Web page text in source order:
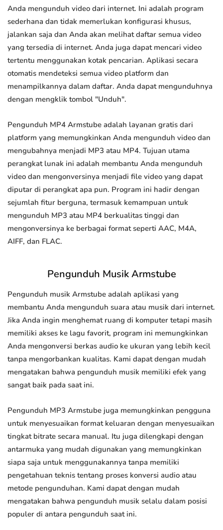
Anda mengunduh video dari internet. Ini adalah program
sederhana dan tidak memerlukan konfigurasi khusus,
jalankan saja dan Anda akan melihat daftar semua video
yang tersedia di internet. Anda juga dapat mencari video
tertentu menggunakan kotak pencarian. Aplikasi secara
otomatis mendeteksi semua video platform dan
menampilkannya dalam daftar. Anda dapat mengunduhnya
dengan mengklik tombol "Unduh".
Pengunduh MP4 Armstube adalah layanan gratis dari
platform yang memungkinkan Anda mengunduh video dan
mengubahnya menjadi MP3 atau MP4. Tujuan utama
perangkat lunak ini adalah membantu Anda mengunduh
video dan mengonversinya menjadi file video yang dapat
diputar di perangkat apa pun. Program ini hadir dengan
sejumlah fitur berguna, termasuk kemampuan untuk
mengunduh MP3 atau MP4 berkualitas tinggi dan
mengonversinya ke berbagai format seperti AAC, M4A,
AIFF, dan FLAC.
Pengunduh Musik Armstube
Pengunduh musik Armstube adalah aplikasi yang
membantu Anda mengunduh suara atau musik dari internet.
Jika Anda ingin menghemat ruang di komputer tetapi masih
memiliki akses ke lagu favorit, program ini memungkinkan
Anda mengonversi berkas audio ke ukuran yang lebih kecil
tanpa mengorbankan kualitas. Kami dapat dengan mudah
mengatakan bahwa pengunduh musik memiliki efek yang
sangat baik pada saat ini.
Pengunduh MP3 Armstube juga memungkinkan pengguna
untuk menyesuaikan format keluaran dengan menyesuaikan
tingkat bitrate secara manual. Itu juga dilengkapi dengan
antarmuka yang mudah digunakan yang memungkinkan
siapa saja untuk menggunakannya tanpa memiliki
pengetahuan teknis tentang proses konversi audio atau
metode pengunduhan. Kami dapat dengan mudah
mengatakan bahwa pengunduh musik selalu dalam posisi
populer di antara pengunduh saat ini.